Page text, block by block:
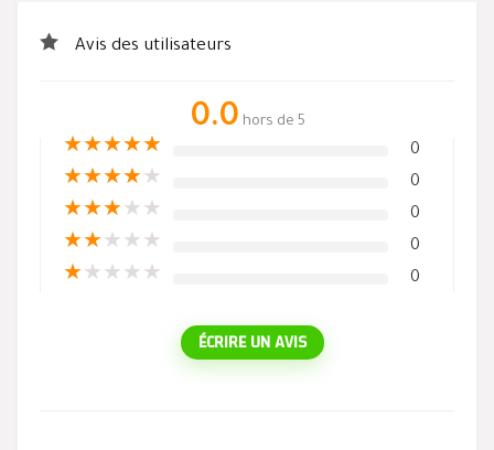
Avis des utilisateurs
0.0 hors de 5
★★★★★ 0
★★★★★ 0
★★★★ ★ 0
★★★ ★ ★ 0
★★ ★ ★ ★ 0
ÉCRIRE UN AVIS